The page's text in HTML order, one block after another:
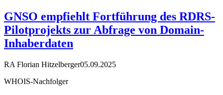
GNSO empfiehlt Fortführung des RDRS-
Pilotprojekts zur Abfrage von Domain-
Inhaberdaten
RA Florian Hitzelberger05.09.2025
WHOIS-Nachfolger